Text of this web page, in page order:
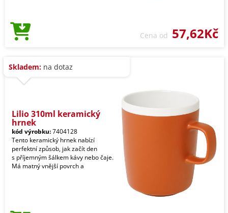
Cena od 57,62Kč
Skladem: na dotaz
Lilio 310ml keramický
hrnek
kód výrobku:7404128
Tento keramický hrnek nabízí
perfektní způsob, jak začít den
s příjemným šálkem kávy nebo čaje.
Má matný vnější povrch a